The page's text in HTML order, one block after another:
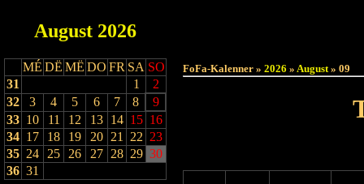
August 2026
MÉ DË MË DO FR SA SO
31
1
2
32
3 4 5 6 7 8
9
33 10 11 12 13 14 15 16
34 17 18 19 20 21 22 23
35 24 25 26 27 28 29 30
36 31
FoFa-Kalenner » 2026 » August» 09